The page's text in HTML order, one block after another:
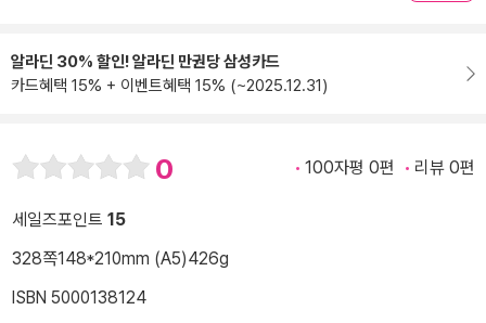
알라딘 30% 할인! 알라딘 만권당 삼성카드
카드혜택 15% + 이벤트혜택 15% (~2025.12.31)
0 100자평 0편 리뷰 0편
세일즈포인트 15
328쪽148*210mm (A5)426g
ISBN 5000138124